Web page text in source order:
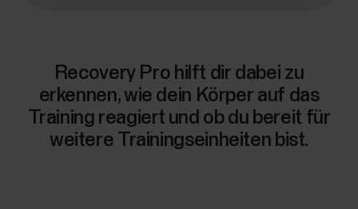
Recovery Pro hilft dir dabei zu
erkennen, wie dein Körper auf das
Training reagiert und ob du bereit für
weitere Trainingseinheiten bist.